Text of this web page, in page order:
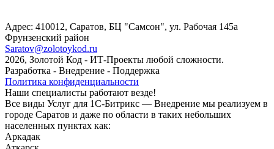
Адрес: 410012, Саратов, БЦ "Самсон", ул. Рабочая 145а
Фрунзенский район
Saratov@zolotoykod.ru
2026, Золотой Код - ИТ-Проекты любой сложности.
Разработка - Внедрение - Поддержка
Политика конфиденциальности
Наши специалисты работают везде!
Все виды Услуг для 1С-Битрикс — Внедрение мы реализуем в
городе Саратов и даже по области в таких небольших
населенных пунктах как:
Аркадак